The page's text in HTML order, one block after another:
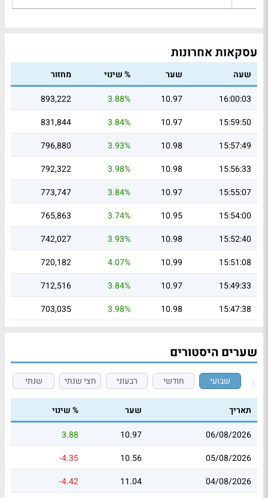
עסקאות אחרונות
שעה שער % שינוי
מחזור
16:00:03
10.97
3.88%
893,222
15:59:50
10.97
3.84%
831,844
15:57:49
10.98
3.93%
796,880
15:56:33
10.98
3.98%
792,322
15:55:07
10.97
3.84%
773,747
15:54:00
10.95
3.74%
765,863
15:52:40
10.98
3.93%
742,027
15:51:08
10.99
4.07%
720,182
15:49:33
10.97
3.84%
712,516
15:47:38
10.98
3.98%
703,035
שערים היסטורים
שבועי חודשי רבעוני חצי שנתי שנתי
תאריך שער
% שינוי
06/08/2026
10.97
3.88
05/08/2026
10.56
-4.35
04/08/2026
11.04
-4.42